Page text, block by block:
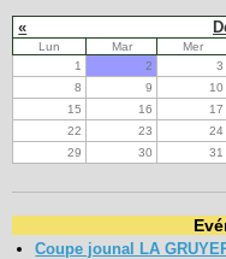
«
Lun Mar Mer
1
2 3
8
9 10
15
16 17
22
23 24
29
30 31
Coupe jounal LA